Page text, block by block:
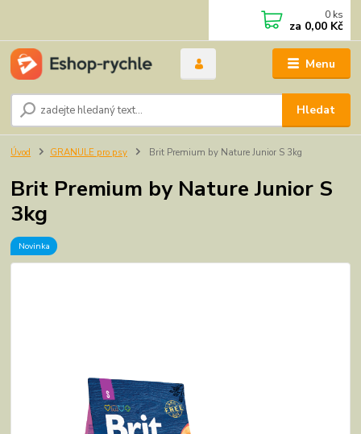
Menu
Hledat
0 ks
za 0,00 Kč
Úvod GRANULE pro psy Brit Premium by Nature Junior S 3kg
Brit Premium by Nature Junior S
3kg
Novinka